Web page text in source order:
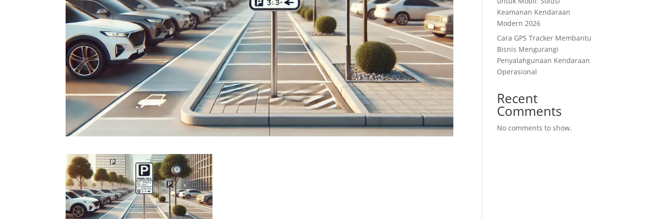
Keamanan Kendaraan
Modern 2026
Cara GPS Tracker Membantu
Bisnis Mengurangi
Penyalahgunaan Kendaraan
Operasional
Recent
Comments
No comments to show.